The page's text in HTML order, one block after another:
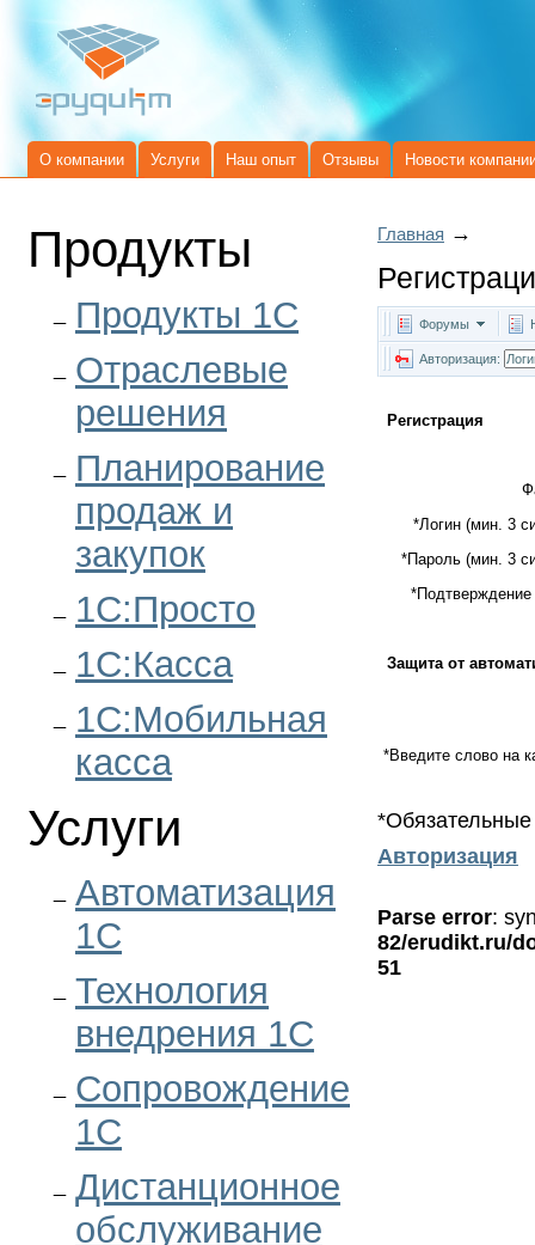
О компании Услуги Наш опыт Отзывы Новости
Продукты
Продукты 1C
Отраслевые
решения
Планирование
продаж и
закупок
1С:Просто
1С:Касса
1С:Мобильная
касса
Услуги
Автоматизация
1С
Технология
внедрения 1С
Сопровождение
1С
Дистанционное
обслуживание
Главная →
Форумы
Авторизация:
Регистрация
*Логин (мин. 3
*Пароль (мин. 3
*
Защита от
*Введите слово на
*
Авторизация
Parse error:
82/erudikt.ru/
51